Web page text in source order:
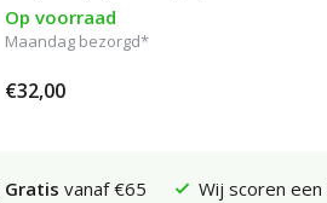
Op voorraad
Maandag bezorgd*
€32,00
Gratis vanaf €65 Wij scoren een